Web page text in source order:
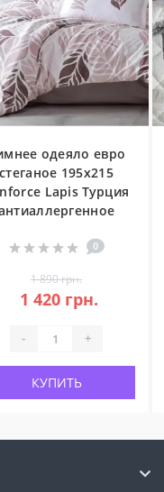
одеяло евро
стеганое 195x215
Lapis Турция
0
1 890 грн.
1 420 грн.
- +
КУПИТЬ